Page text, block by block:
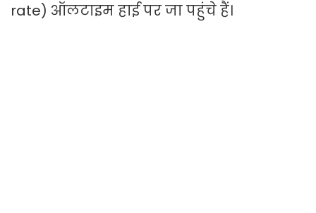
rate) ऑलटाइम हाई पर जा पहुंचे हैं।